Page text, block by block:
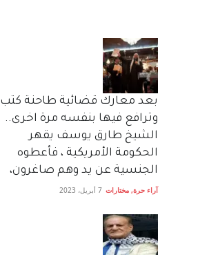
بعد معارك قضائية طاحنة كتب
وترافع فيها بنفسه مرة اخرى..
الشيخ طارق يوسف يقهر
الحكومة الأمريكية ، فأعطوه
الجنسية عن يد وهم صاغرون،
آراء حرة, مختارات 7 أبريل، 2023